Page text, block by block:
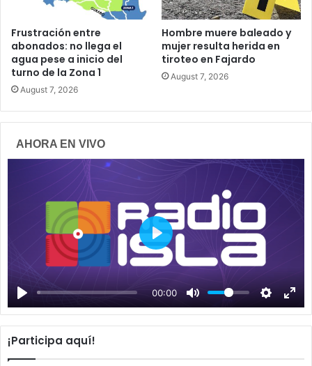
Frustración entre
abonados: no llega el
agua pese a inicio del
turno de la Zona 1
August 7, 2026
Hombre muere baleado y
mujer resulta herida en
tiroteo en Fajardo
August 7, 2026
AHORA EN VIVO
00:00
P
a
y
¡Participa aquí!